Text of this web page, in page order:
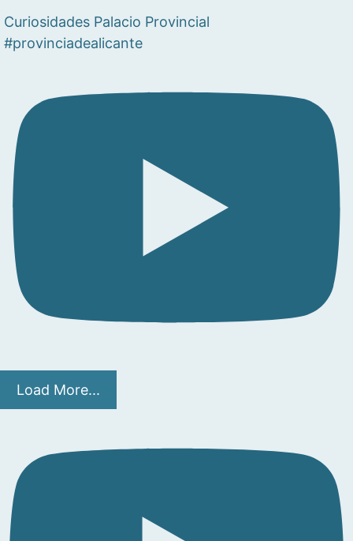
Curiosidades Palacio Provincial
#provinciadealicante
Load More...